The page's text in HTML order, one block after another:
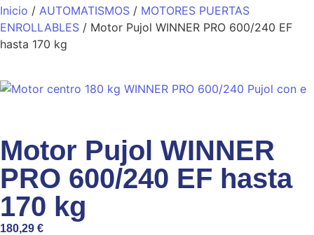
Inicio / AUTOMATISMOS / MOTORES PUERTAS
ENROLLABLES / Motor Pujol WINNER PRO 600/240 EF
hasta 170 kg
Motor Pujol WINNER
PRO 600/240 EF hasta
170 kg
180,29 €